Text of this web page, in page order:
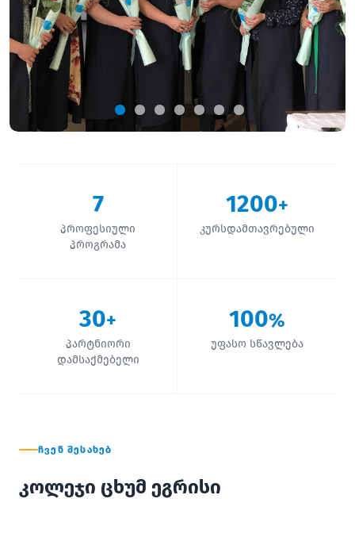
7
პროფესიული
პროგრამა
1200+
კურსდამთავრებული
30+
პარტნიორი
დამსაქმებელი
100%
უფასო სწავლება
ᲩᲕᲔᲜ ᲨᲔᲡᲐᲮᲔᲑ
კოლეჯი ცხუმ ეგრისი